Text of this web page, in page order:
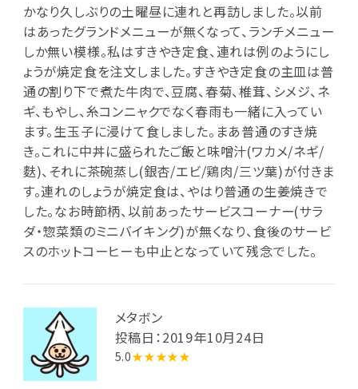
かなり久しぶりの土曜昼に連れと再訪しました。以前
はあったグランドメニューが無くなって、ランチメニュー
しか無い模様。私はすきやき定食、連れは例のようにし
ょうが焼定食を注文しました。すきやき定食の主皿は普
通の割り下で煮た牛肉で、豆腐、春菊、椎茸、シメジ、ネ
ギ、もやし、糸コンニャクでなく春雨も一緒に入ってい
ます。生玉子に浸けて食しました。まあ普通のすき焼
き。これに中丼に盛られたご飯と味噌汁(ワカメ/ネギ/
麩)、それに茶碗蒸し(銀杏/エビ/鶏肉/三ツ葉)が付きま
す。連れのしょうが焼定食は、やはり普通の生姜焼きで
した。なお時節柄、以前あったサービスコーナー(サラ
ダ・惣菜類のミニバイキング)が無くなり、食後のサービ
スのホットコーヒーも中止となっていて残念でした。
メタボン
投稿日：2019年10月24日
5.0★★★★★